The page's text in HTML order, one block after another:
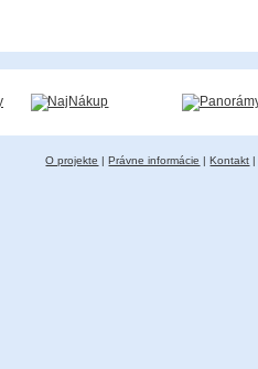
O projekte |Právne informácie |Kontakt